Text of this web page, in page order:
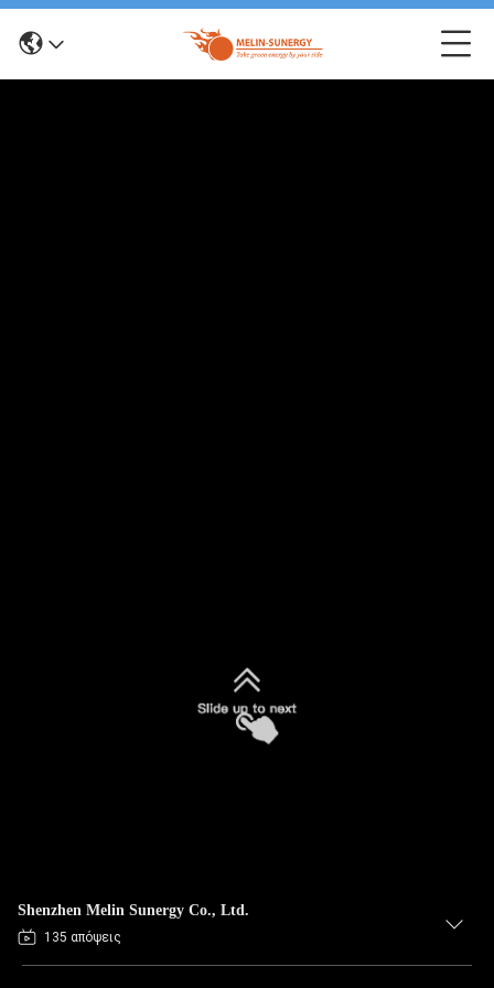
Shenzhen Melin Sunergy Co., Ltd.
135 απόψεις